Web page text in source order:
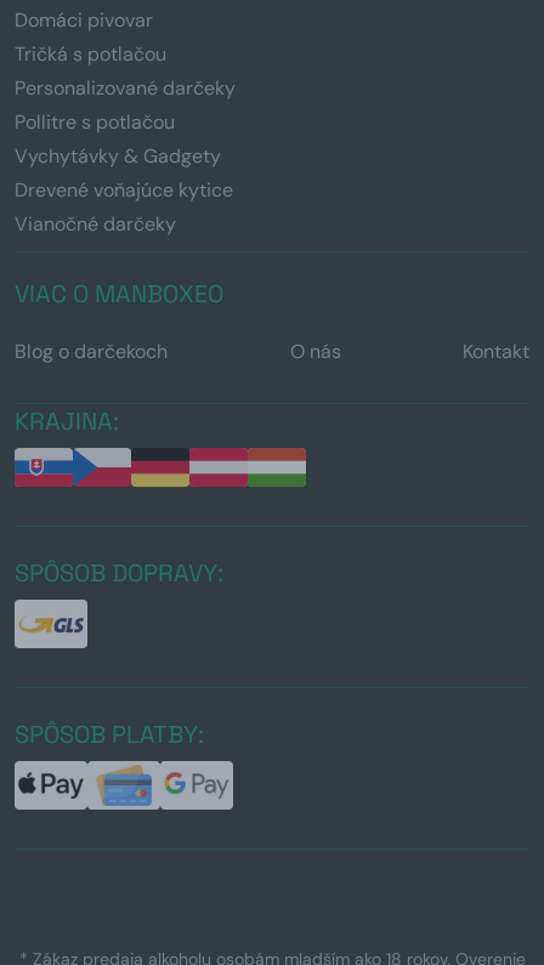
Domáci pivovar
Tričká s potlačou
Personalizované darčeky
Pollitre s potlačou
Vychytávky & Gadgety
Drevené voňajúce kytice
Vianočné darčeky
VIAC O MANBOXEO
Blog o darčekoch O nás Kontakt
KRAJINA:
SPÔSOB DOPRAVY:
SPÔSOB PLATBY:
* Zákaz predaja alkoholu osobám mladším ako 18 rokov. Overenie